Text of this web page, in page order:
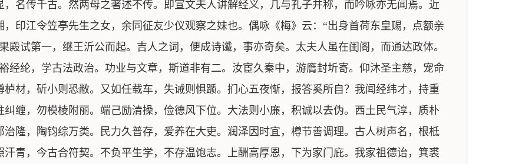
名传千古。然两母之著述不传。即宣文夫人讲解经义，几与孔子并称，而吟咏亦无闻焉。近
印江令笠亭先生之女，余同征友少仪观察之妹也。偶咏《梅》云：“出身首荷东皇赐，点额亲
殿试第一，继王沂公而起。吉人之词，便成诗谶，事亦奇矣。太夫人虽在闺阁，而通达政体。
经纶，学古法政治。功业与文章，斯道非有二。汝宦久秦中，游膺封圻寄。仰沐圣主慈，宠命
材，斫小则恐敝。又如任载车，失诫则惧踬。扪心五夜惭，报答奚所自？我闻经纬才，持重
缠，勿模棱附丽。端己励清操，俭德风下位。大法则小廉，积诚以去伪。西土民气淳，质朴
隆，陶钧综万类。民力久普存，爱养在大吏。润泽因时宜，樽节善调理。古人树声名，根柢
青，今古合符契。不负平生学，不存温饱志。上酬高厚恩，下为家门庇。我家祖德诒，箕裘